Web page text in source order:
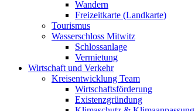
Wandern
Freizeitkarte (Landkarte)
Tourismus
Wasserschloss Mitwitz
Schlossanlage
Vermietung
Wirtschaft und Verkehr
Kreisentwicklung Team
Wirtschaftsförderung
Existenzgründung